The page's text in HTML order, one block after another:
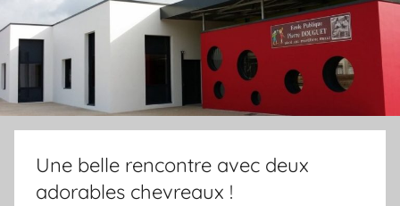
Une belle rencontre avec deux
adorables chevreaux !